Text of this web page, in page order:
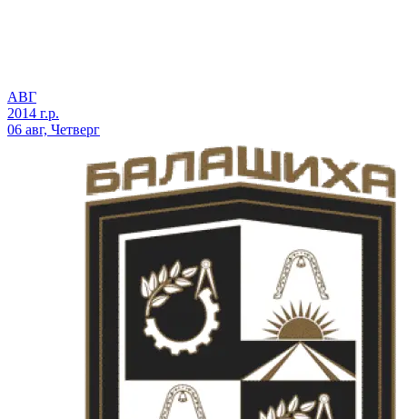
АВГ
2014 г.р.
06 авг, Четверг